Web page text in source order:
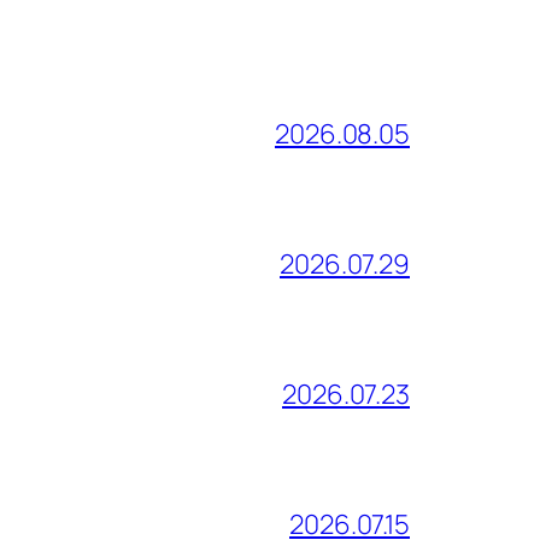
2026.08.05
2026.07.29
2026.07.23
2026.07.15